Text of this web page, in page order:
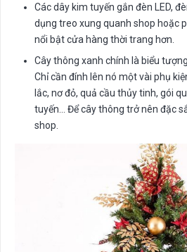
Các dây kim tuyến gắn đèn LED,
dụng treo xung quanh shop hoặc
nổi bật cửa hàng thời trang hơn.
Cây thông xanh chính là biểu
Chỉ cần đính lên nó một vài phụ
lắc, nơ đỏ, quả cầu thủy tinh, gói
tuyến… Để cây thông trở nên đặc
shop.